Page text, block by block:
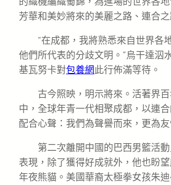
芳華和美妙將來的美麗之路、連合之
“在成都，我將熟悉來自世界各
他們所代表的分歧文明。”烏干達泅
基瓦努卡對包養網 此行佈滿等待。
古今照映，明示將來。活著界
中，全球年青一代相聚成都，以連
配合心聲：我們為聲譽而來，更為
第二次離開中國的巴西男籃活
表現，除了獲得好成就外，他也盼
年夜熊貓。美國華裔太極拳女孩朱迪